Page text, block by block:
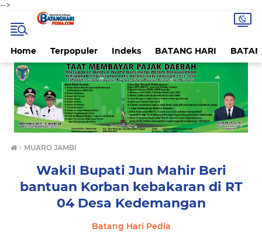
-->
Home Terpopuler Indeks BATANG HARI
› MUARO JAMBI
Wakil Bupati Jun Mahir Beri
bantuan Korban kebakaran di RT
04 Desa Kedemangan
Batang Hari Pedia